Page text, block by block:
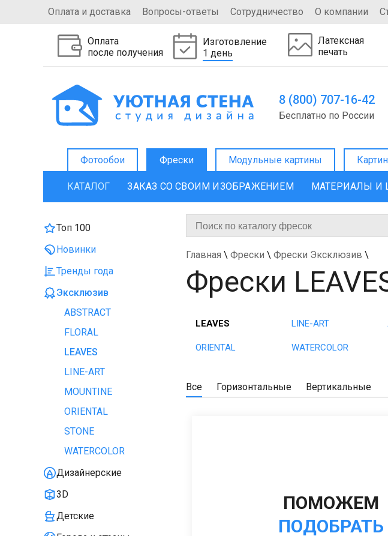
Оплата и доставка Вопросы-ответы Сотрудничество О компании
Оплата
после получения
Изготовление
1 день
Латексная
печать
8 (800) 707-16-42
Бесплатно по России
Фотообои Фрески Модульные картины
КАТАЛОГ ЗАКАЗ СО СВОИМ ИЗОБРАЖЕНИЕМ МАТЕРИАЛЫ И
Топ 100
Новинки
Тренды года
Эксклюзив
ABSTRACT
FLORAL
LEAVES
LINE-ART
MOUNTINE
ORIENTAL
STONE
WATERCOLOR
Дизайнерские
3D
Детские
Главная \ Фрески \ Фрески Эксклюзив \
Фрески
LEAVES LINE-ART
ORIENTAL WATERCOLOR
Все Горизонтальные Вертикальные
ПОМОЖЕМ
ПОДОБРАТЬ